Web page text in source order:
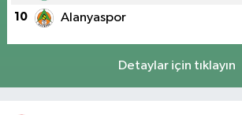
10 Alanyaspor
Detaylar için tıklayın